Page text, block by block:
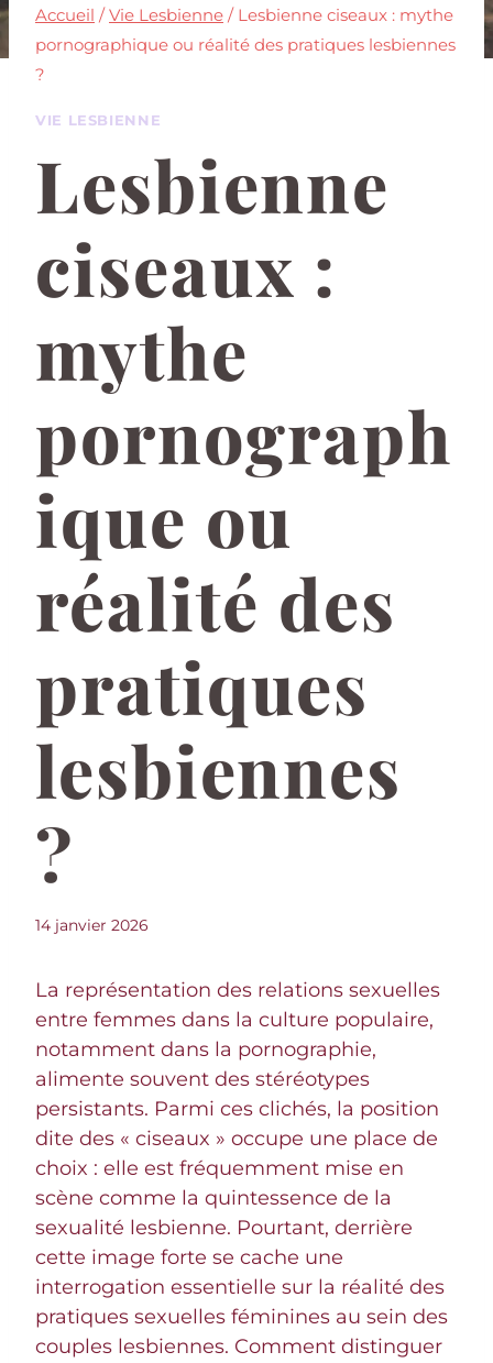
Accueil / Vie Lesbienne / Lesbienne ciseaux : mythe
pornographique ou réalité des pratiques lesbiennes
?
VIE LESBIENNE
Lesbienne
ciseaux :
mythe
pornograph
ique ou
réalité des
pratiques
lesbiennes
?
14 janvier 2026
La représentation des relations sexuelles
entre femmes dans la culture populaire,
notamment dans la pornographie,
alimente souvent des stéréotypes
persistants. Parmi ces clichés, la position
dite des « ciseaux » occupe une place de
choix : elle est fréquemment mise en
scène comme la quintessence de la
sexualité lesbienne. Pourtant, derrière
cette image forte se cache une
interrogation essentielle sur la réalité des
pratiques sexuelles féminines au sein des
couples lesbiennes. Comment distinguer